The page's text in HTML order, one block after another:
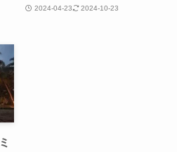
2024-04-23 2024-10-23